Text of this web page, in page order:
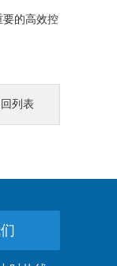
的高效控
列表